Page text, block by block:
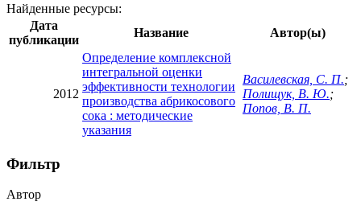
Найденные ресурсы:
Дата
публикации
Название Автор(ы)
2012
Определение комплексной
интегральной оценки
эффективности технологии
производства абрикосового
сока : методические
указания
Василевская, С. П.;
Полищук, В. Ю.;
Попов, В. П.
Фильтр
Автор